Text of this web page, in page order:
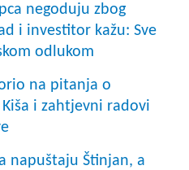
negoduju zbog
i investitor kažu: Sve
odlukom
na pitanja o
i zahtjevni radovi
napuštaju Štinjan, a